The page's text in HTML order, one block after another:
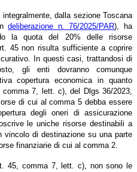
dalla sezione Toscana
deliberazione n. 76/2025/PAR), ha
la quota del 20% delle risorse
45 non risulta sufficiente a coprire
In questi casi, trattandosi di
gli enti dovranno comunque
copertura economica in quanto
7, lett. c), del Dlgs 36/2023,
di cui al comma 5 debba essere
degli oneri di assicurazione
le uniche risorse destinabili a
di destinazione su una parte
finanziarie di cui al comma 2.
45, comma 7, lett. c), non sono le